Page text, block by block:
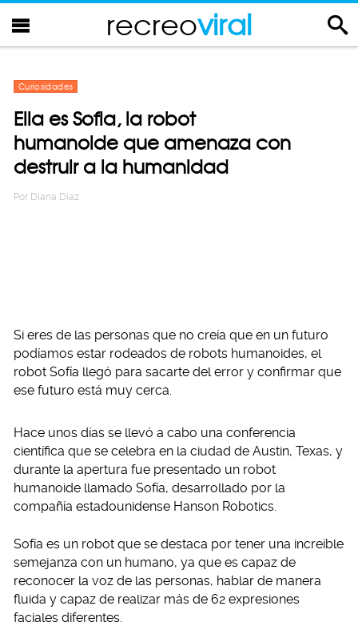
recreoviral
Curiosidades
Ella es Sofia, la robot
humanoide que amenaza con
destruir a la humanidad
Por Diana Diaz
Si eres de las personas que no creía que en un futuro
podíamos estar rodeados de robots humanoides, el
robot Sofía llegó para sacarte del error y confirmar que
ese futuro está muy cerca.
Hace unos días se llevó a cabo una conferencia
científica que se celebra en la ciudad de Austin, Texas, y
durante la apertura fue presentado un robot
humanoide llamado Sofía, desarrollado por la
compañía estadounidense Hanson Robotics.
Sofía es un robot que se destaca por tener una increíble
semejanza con un humano, ya que es capaz de
reconocer la voz de las personas, hablar de manera
fluida y capaz de realizar más de 62 expresiones
faciales diferentes.